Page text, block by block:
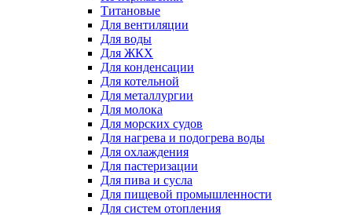
Титановые
Для вентиляции
Для воды
Для ЖКХ
Для конденсации
Для котельной
Для металлургии
Для молока
Для морских судов
Для нагрева и подогрева воды
Для охлаждения
Для пастеризации
Для пива и сусла
Для пищевой промышленности
Для систем отопления